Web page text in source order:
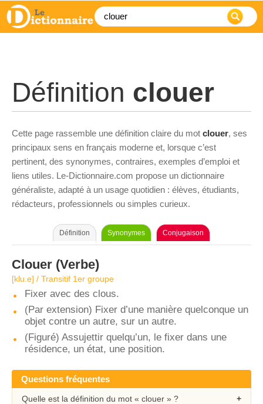
Définition clouer
Cette page rassemble une définition claire du mot clouer, ses
principaux sens en français moderne et, lorsque c’est
pertinent, des synonymes, contraires, exemples d’emploi et
liens utiles. Le-Dictionnaire.com propose un dictionnaire
généraliste, adapté à un usage quotidien : élèves, étudiants,
rédacteurs, professionnels ou simples curieux.
Définition Synonymes Conjugaison
Clouer (Verbe)
[klu.e] / Transitif 1er groupe
Fixer avec des clous.
(Par extension) Fixer d’une manière quelconque un
objet contre un autre, sur un autre.
(Figuré) Assujettir quelqu’un, le fixer dans une
résidence, un état, une position.
Questions fréquentes
Quelle est la définition du mot « clouer » ?